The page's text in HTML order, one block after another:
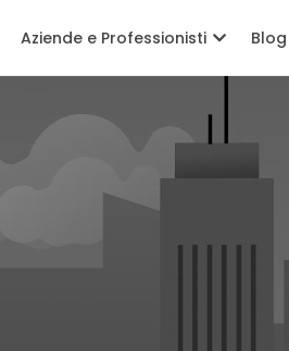
Aziende e Professionisti Blog